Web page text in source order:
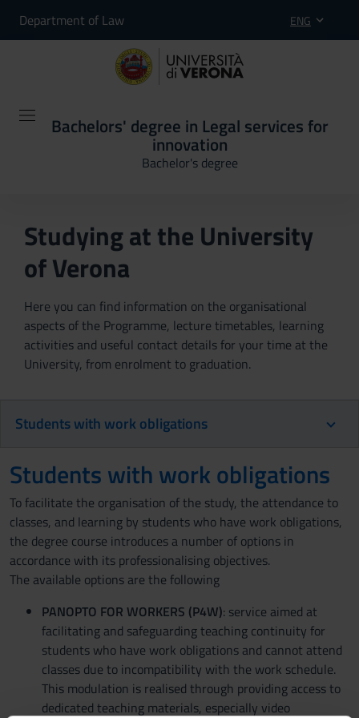
Department of Law ENG
Bachelors' degree in Legal services for
innovation
Bachelor's degree
Studying at the University
of Verona
Here you can find information on the organisational
aspects of the Programme, lecture timetables, learning
activities and useful contact details for your time at the
University, from enrolment to graduation.
Students with work obligations
Students with work obligations
To facilitate the organisation of the study, the attendance to
classes, and learning by students who have work obligations,
the degree course introduces a number of options in
accordance with its professionalising objectives.
The available options are the following
PANOPTO FOR WORKERS (P4W): service aimed at
facilitating and safeguarding teaching continuity for
students who have work obligations and cannot attend
classes due to incompatibility with the work schedule.
This modulation is realised through providing access to
dedicated teaching materials, especially video